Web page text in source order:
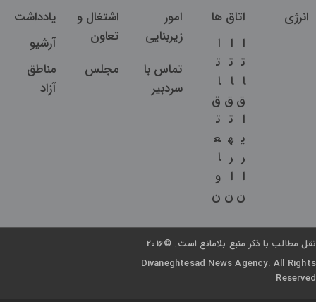
انرژی
اتاق ها
ا
ت
ا
ق
ا
ی
ر
ا
ن
ا
ت
ا
ق
ت
ه
ر
ا
ن
ا
ت
ا
ق
ت
ع
ا
و
ن
امور
زیربنایی
اشتغال و
تعاون
یادداشت
آرشیو
تماس با
سردبیر
مجلس
مناطق
آزاد
نقل مطالب با ذکر منبع بلامانع است. ©2016
Divaneghtesad News Agency. All Rights
Reserved